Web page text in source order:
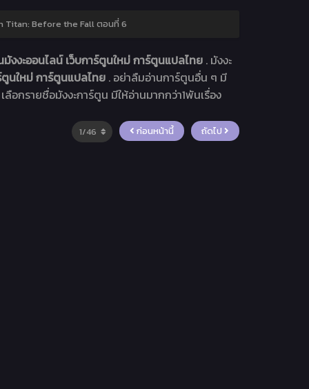
Titan: Before the Fall ตอนที่ 6
งงะออนไลน์ เว็บการ์ตูนใหม่ การ์ตูนแปลไทย . มังงะ
นใหม่ การ์ตูนแปลไทย . อย่าลืมอ่านการ์ตูนอื่น ๆ มี
อกรายชื่อมังงะการ์ตูน มีให้อ่านมากกว่า1พันเรื่อง
ก่อนหน้านี้ ถัดไป